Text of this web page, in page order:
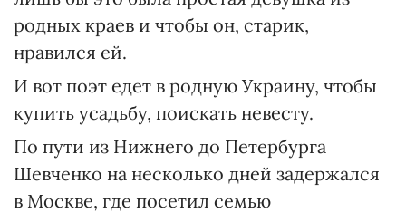
родных краев и чтобы он, старик,
нравился ей.
И вот поэт едет в родную Украину, чтобы
купить усадьбу, поискать невесту.
По пути из Нижнего до Петербурга
Шевченко на несколько дней задержался
в Москве, где посетил семью